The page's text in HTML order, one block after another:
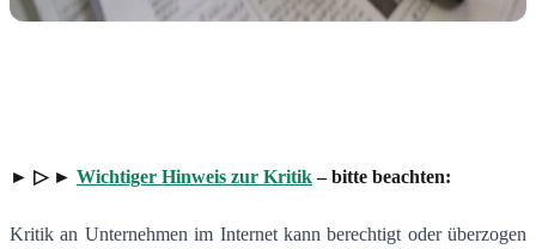
► ▷ ► Wichtiger Hinweis zur Kritik– bitte beachten:
Kritik an Unternehmen im Internet kann berechtigt oder überzogen